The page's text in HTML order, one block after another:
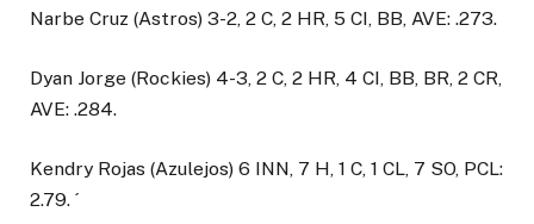
Narbe Cruz (Astros) 3-2, 2 C, 2 HR, 5 CI, BB, AVE: .273.
Dyan Jorge (Rockies) 4-3, 2 C, 2 HR, 4 CI, BB, BR, 2 CR,
AVE: .284.
Kendry Rojas (Azulejos) 6 INN, 7 H, 1 C, 1 CL, 7 SO, PCL:
2.79. ´